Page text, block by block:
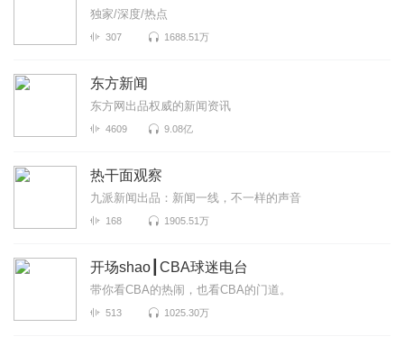
独家/深度/热点
307 1688.51万
东方新闻
东方网出品权威的新闻资讯
4609 9.08亿
热干面观察
九派新闻出品：新闻一线，不一样的声音
168 1905.51万
开场shao┃CBA球迷电台
带你看CBA的热闹，也看CBA的门道。
513 1025.30万